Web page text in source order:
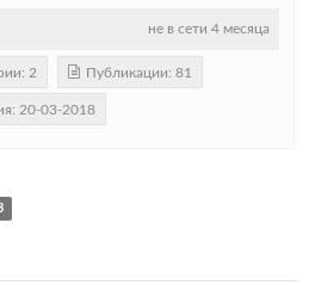
не в сети 4 месяца
2 Публикации: 81
20-03-2018